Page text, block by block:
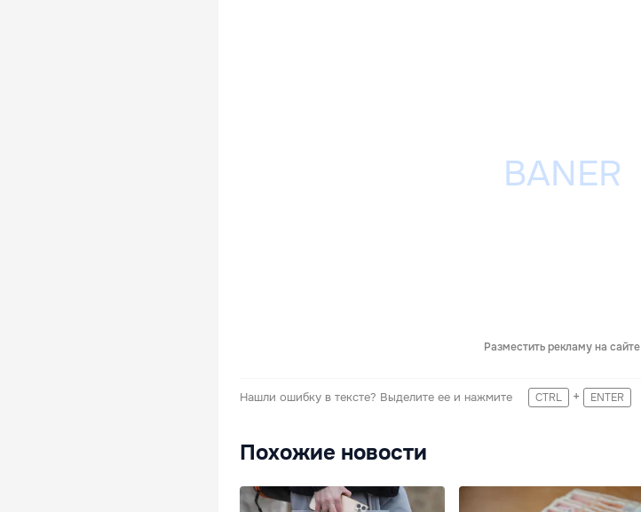
Разместить рекламу на сайте
Нашли ошибку в тексте? Выделите ее и нажмите CTRL + ENTER
Похожие новости